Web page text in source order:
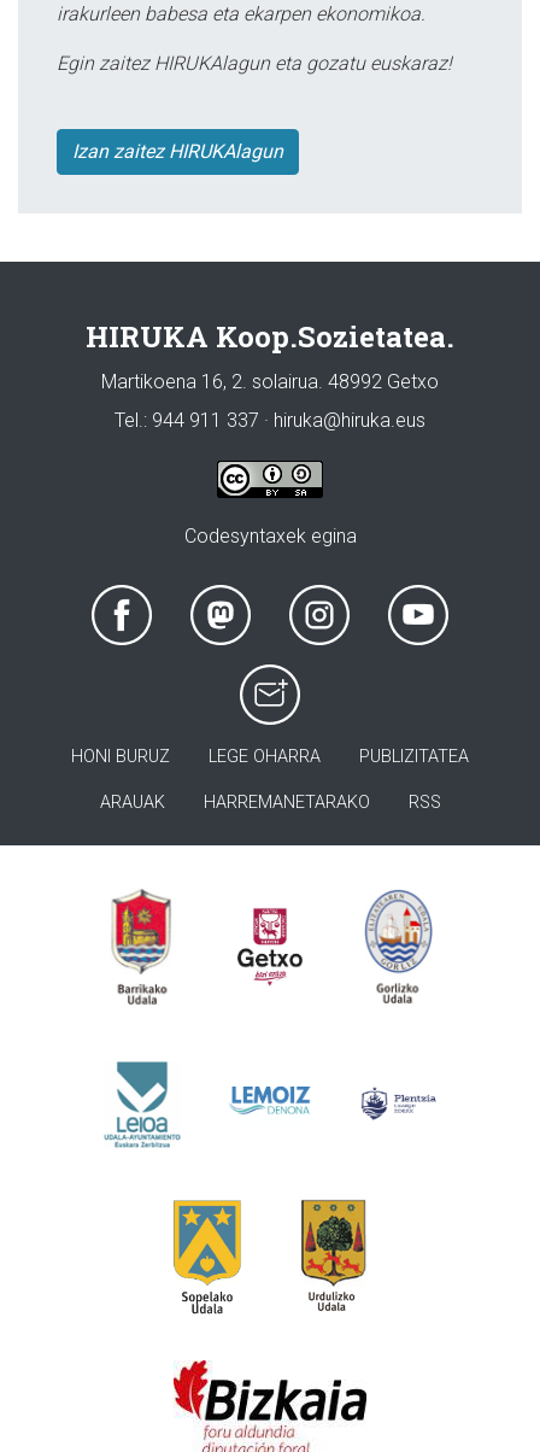
irakurleen babesa eta ekarpen ekonomikoa.
Egin zaitez HIRUKAlagun eta gozatu euskaraz!
Izan zaitez HIRUKAlagun
HIRUKA Koop.Sozietatea.
Martikoena 16, 2. solairua. 48992 Getxo
Tel.: 944 911 337 · hiruka@hiruka.eus
Codesyntaxek egina
HONI BURUZ LEGE OHARRA PUBLIZITATEA
ARAUAK HARREMANETARAKO RSS